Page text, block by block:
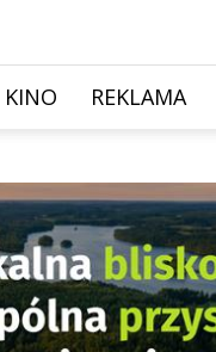
KINO REKLAMA